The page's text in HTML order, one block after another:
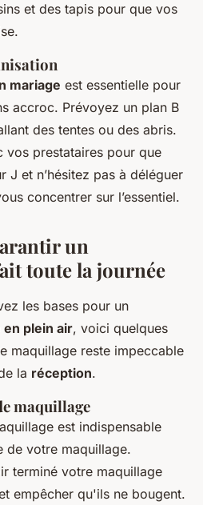
et des tapis pour que vos
mariage est essentielle pour
accroc. Prévoyez un plan B
des tentes ou des abris.
vos prestataires pour que
J et n’hésitez pas à déléguer
concentrer sur l’essentiel.
un
toute la journée
les bases pour un
en plein air, voici quelques
maquillage reste impeccable
la réception.
maquillage
est indispensable
de votre maquillage.
terminé votre maquillage
empêcher qu'ils ne bougent.